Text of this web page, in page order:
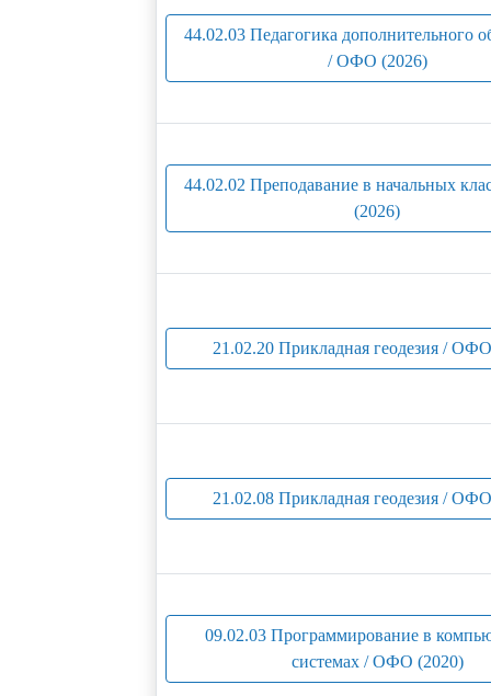
44.02.03 Педагогика дополнительного
/ ОФО (2026)
44.02.02 Преподавание в начальных
(2026)
21.02.20 Прикладная геодезия /
21.02.08 Прикладная геодезия /
09.02.03 Программирование в
системах / ОФО (2020)